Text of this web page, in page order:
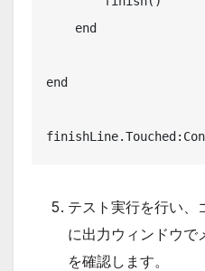
end
テスト実行を行い、
に出力ウィンドウ
を確認します。